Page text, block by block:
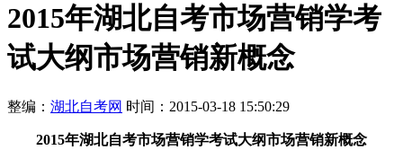
2015年湖北自考市场营销学考
试大纲市场营销新概念
整编： 湖北自考网 时间：2015-03-18 15:50:29
2015年湖北自考市场营销学考试大纲市场营销新概念